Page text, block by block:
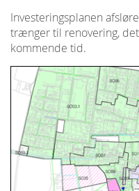
Investeringsplanen
trænger til renovering,
kommende tid.